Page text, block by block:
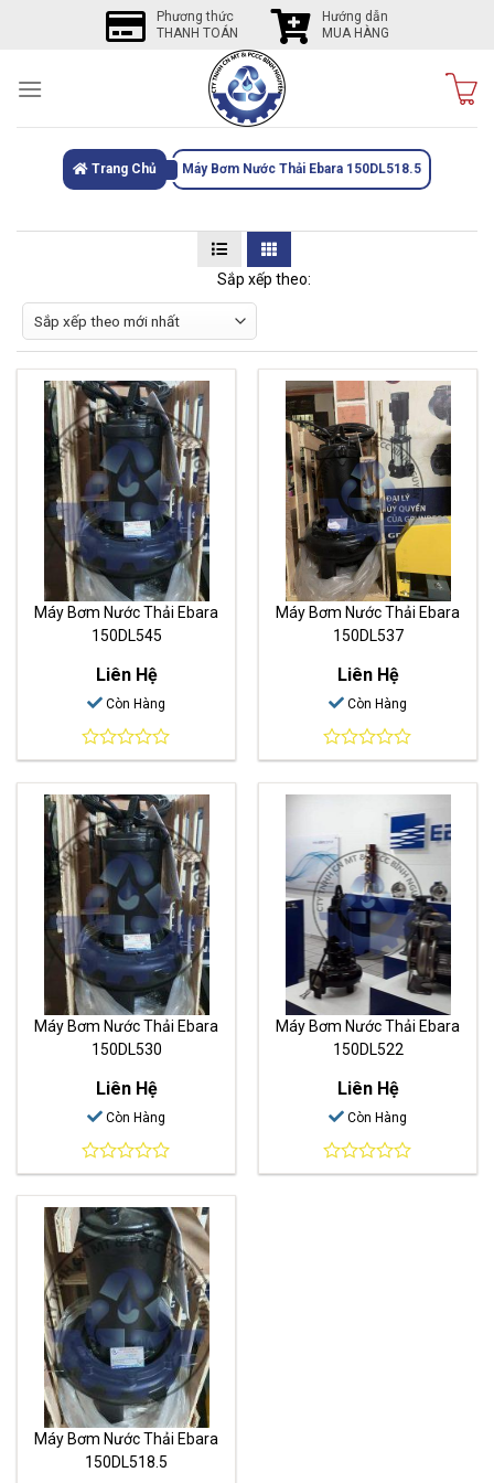
Phương thức
THANH TOÁN
Hướng dẫn
MUA HÀNG
Trang Chủ Máy Bơm Nước Thải Ebara 150DL518.5
Sắp xếp theo:
Máy Bơm Nước Thải Ebara
150DL545
Liên Hệ
Còn Hàng
0
out
of
5
Máy Bơm Nước Thải Ebara
150DL537
Liên Hệ
Còn Hàng
0
out
of
Máy Bơm Nước Thải Ebara
150DL530
Liên Hệ
Còn Hàng
0
out
of
5
Máy Bơm Nước Thải Ebara
150DL522
Liên Hệ
Còn Hàng
0
Máy Bơm Nước Thải Ebara
150DL518.5